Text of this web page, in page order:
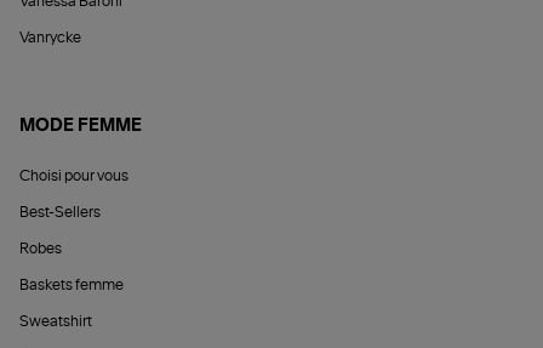
Vanrycke
MODE FEMME
Choisi pour vous
Best-Sellers
Robes
Baskets femme
Sweatshirt